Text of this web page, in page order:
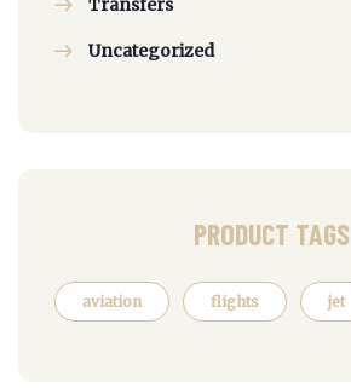
Transfers
Uncategorized
PRODUCT TAGS
aviation flights jet